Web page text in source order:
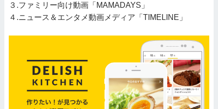
３.ファミリー向け動画「MAMADAYS」
４.ニュース＆エンタメ動画メディア「TIMELINE」